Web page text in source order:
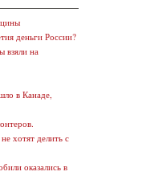
деньги России?
взяли на
в Канаде,
хотят делить с
оказались в